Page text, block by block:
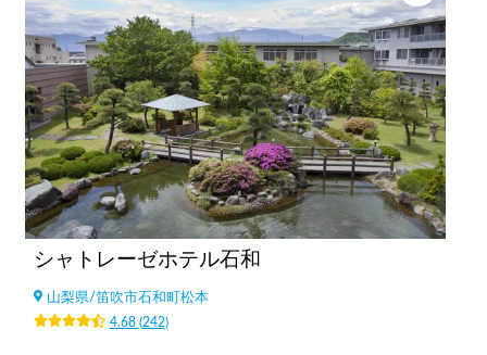
シャトレーゼホテル石和
山梨県/笛吹市石和町松本
4.68(242)